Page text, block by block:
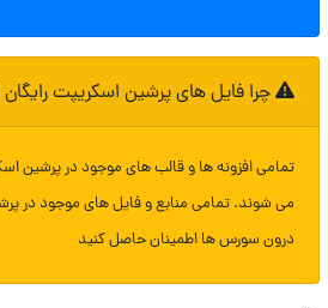
چرا فایل های پرشین اسکریپت
تمامی افزونه ها و قالب های موجود در پرشین
می شوند. تمامی منابع و فایل های موجود در
درون سورس ها اطمینان حاصل کنید